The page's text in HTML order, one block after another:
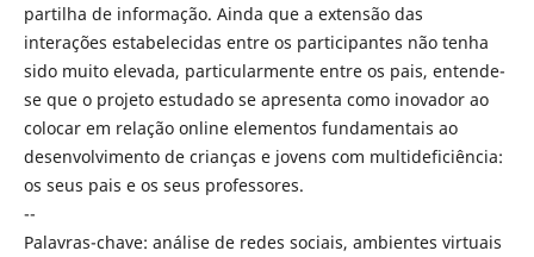
partilha de informação. Ainda que a extensão das
interações estabelecidas entre os participantes não tenha
sido muito elevada, particularmente entre os pais, entende-
se que o projeto estudado se apresenta como inovador ao
colocar em relação online elementos fundamentais ao
desenvolvimento de crianças e jovens com multideficiência:
os seus pais e os seus professores.
--
Palavras-chave: análise de redes sociais, ambientes virtuais